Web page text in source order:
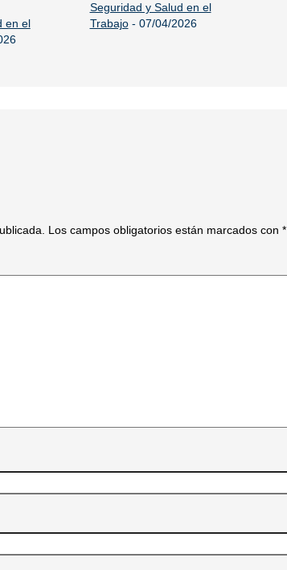
en el
Seguridad y Salud en el
Trabajo- 07/04/2026
Los campos obligatorios están marcados con*